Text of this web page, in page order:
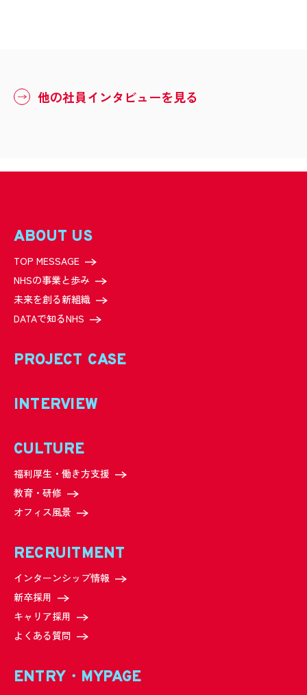
他の社員インタビューを見る
ABOUT US
TOP MESSAGE
NHSの事業と歩み
未来を創る新組織
DATAで知るNHS
PROJECT CASE
INTERVIEW
CULTURE
福利厚生・働き方支援
教育・研修
オフィス風景
RECRUITMENT
インターンシップ情報
新卒採用
キャリア採用
よくある質問
ENTRY・MYPAGE